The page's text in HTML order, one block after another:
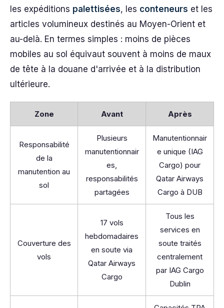
les expéditions palettisées, les conteneurs et les
articles volumineux destinés au Moyen-Orient et
au-delà. En termes simples : moins de pièces
mobiles au sol équivaut souvent à moins de maux
de tête à la douane d'arrivée et à la distribution
ultérieure.
Zone Avant Après
Responsabilité
de la
manutention au
sol
Plusieurs
manutentionnair
es,
responsabilités
partagées
Manutentionnair
e unique (IAG
Cargo) pour
Qatar Airways
Cargo à DUB
Couverture des
vols
17 vols
hebdomadaires
en soute via
Qatar Airways
Cargo
Tous les
services en
soute traités
centralement
par IAG Cargo
Dublin